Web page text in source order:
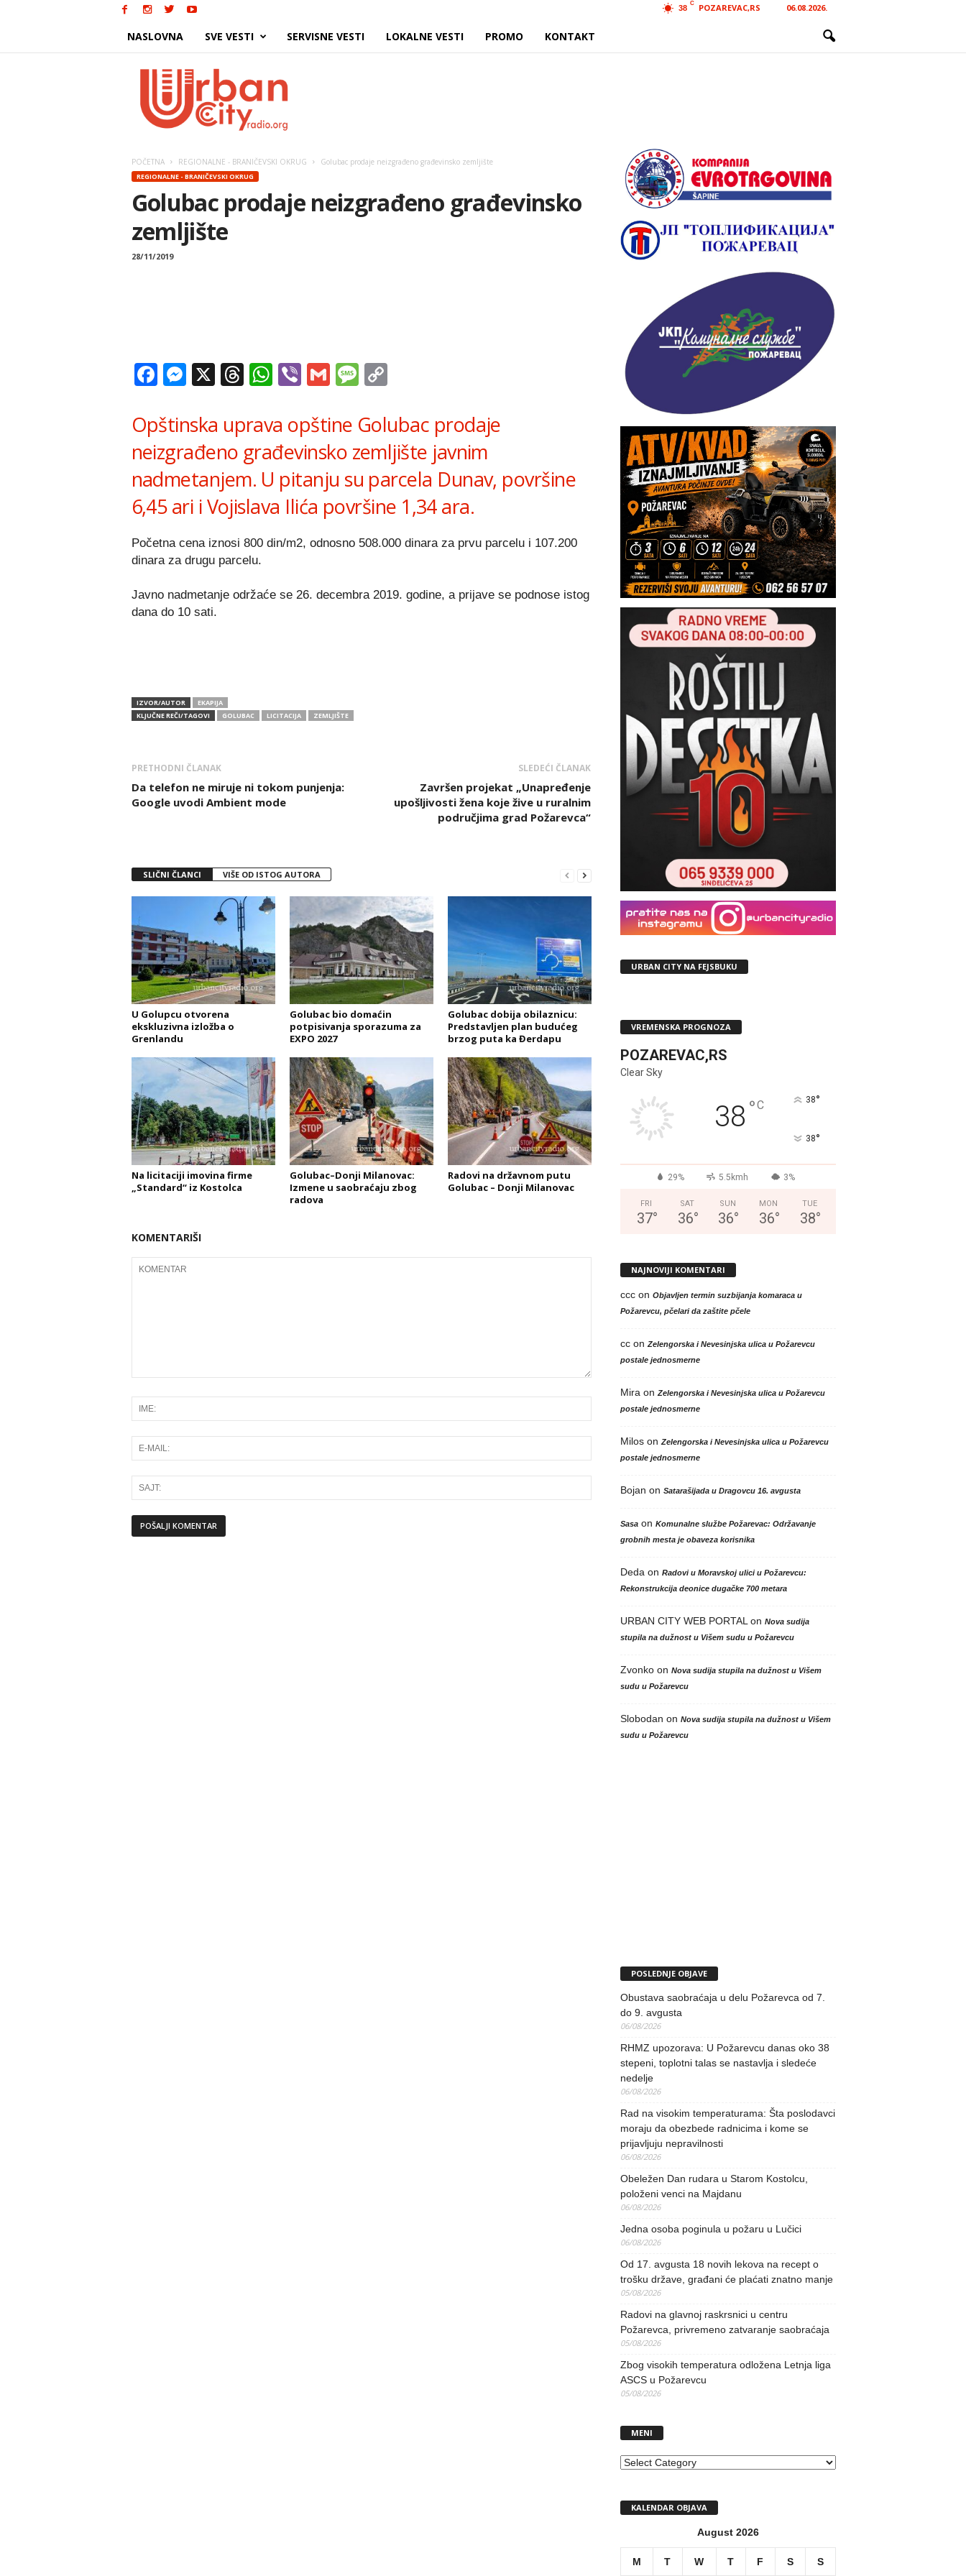
38
C POZAREVAC,RS 06.08.2026.
NASLOVNA SVE VESTI SERVISNE VESTI LOKALNE VESTI PROMO KONTAKT
POČETNA REGIONALNE - BRANIČEVSKI OKRUG Golubac prodaje neizgrađeno građevinsko zemljište
REGIONALNE - BRANIČEVSKI OKRUG
Golubac prodaje neizgrađeno građevinsko
zemljište
28/11/2019
Facebook
Messenger
X Threads
WhatsApp
ViberGmailMessage
Opštinska uprava opštine Golubac prodaje
neizgrađeno građevinsko zemljište javnim
nadmetanjem. U pitanju su parcela Dunav, površine
6,45 ari i Vojislava Ilića površine 1,34 ara.
Početna cena iznosi 800 din/m2, odnosno 508.000 dinara za prvu parcelu i 107.200
dinara za drugu parcelu.
Javno nadmetanje održaće se 26. decembra 2019. godine, a prijave se podnose istog
dana do 10 sati.
IZVOR/AUTOR
EKAPIJA
KLJUČNE REČI/TAGOVI
GOLUBAC LICITACIJA ZEMLJIŠTE
PRETHODNI ČLANAK
Da telefon ne miruje ni tokom punjenja:
Google uvodi Ambient mode
SLEDEĆI ČLANAK
Završen projekat „Unapređenje
upošljivosti žena koje žive u ruralnim
područjima grad Požarevca“
SLIČNI ČLANCI VIŠE OD ISTOG AUTORA
U Golupcu otvorena
ekskluzivna izložba o
Grenlandu
Golubac bio domaćin
potpisivanja sporazuma za
EXPO 2027
Golubac dobija obilaznicu:
Predstavljen plan budućeg
brzog puta ka Đerdapu
Na licitaciji imovina firme
„Standard“ iz Kostolca
Golubac–Donji Milanovac:
Izmene u saobraćaju zbog
radova
Radovi na državnom putu
Golubac – Donji Milanovac
KOMENTARIŠI
URBAN CITY NA FEJSBUKU
VREMENSKA PROGNOZA
POZAREVAC,RS
Clear Sky
38 °C 38°
38°
29% 5.5kmh 3%
FRI
37°
SAT
36°
SUN
36°
MON
36°
TUE
38°
NAJNOVIJI KOMENTARI
cccon Objavljen termin suzbijanja komaraca u
Požarevcu, pčelari da zaštite pčele
ccon Zelengorska i Nevesinjska ulica u Požarevcu
postale jednosmerne
Mira on Zelengorska i Nevesinjska ulica u Požarevcu
postale jednosmerne
Miloson Zelengorska i Nevesinjska ulica u Požarevcu
postale jednosmerne
Bojan on Satarašijada u Dragovcu 16. avgusta
Sasaon Komunalne službe Požarevac: Održavanje
grobnih mesta je obaveza korisnika
Deda on Radovi u Moravskoj ulici u Požarevcu:
Rekonstrukcija deonice dugačke 700 metara
URBAN CITY WEB PORTAL on Nova sudija
stupila na dužnost u Višem sudu u Požarevcu
Zvonkoon Nova sudija stupila na dužnost u Višem
sudu u Požarevcu
Slobodan on Nova sudija stupila na dužnost u Višem
sudu u Požarevcu
POSLEDNJE OBJAVE
Obustava saobraćaja u delu Požarevca od 7.
do 9. avgusta
06/08/2026
RHMZ upozorava: U Požarevcu danas oko 38
stepeni, toplotni talas se nastavlja i sledeće
nedelje
06/08/2026
Rad na visokim temperaturama: Šta poslodavci
moraju da obezbede radnicima i kome se
prijavljuju nepravilnosti
06/08/2026
Obeležen Dan rudara u Starom Kostolcu,
položeni venci na Majdanu
06/08/2026
Jedna osoba poginula u požaru u Lučici
06/08/2026
Od 17. avgusta 18 novih lekova na recept o
trošku države, građani će plaćati znatno manje
05/08/2026
Radovi na glavnoj raskrsnici u centru
Požarevca, privremeno zatvaranje saobraćaja
05/08/2026
Zbog visokih temperatura odložena Letnja liga
ASCS u Požarevcu
05/08/2026
MENI
MENI
KALENDAR OBJAVA
August 2026
M T W T F S S